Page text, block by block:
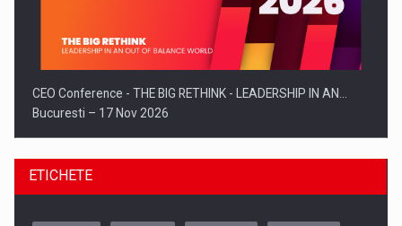
CEO Conference - THE BIG RETHINK - LEADERSHIP IN AN…
Bucuresti – 17 Nov 2026
ETICHETE